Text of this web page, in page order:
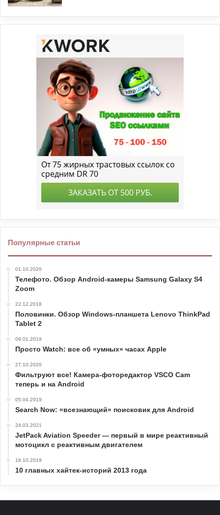
Популярные статьи
01.10.2020
Телефото. Обзор Android-камеры Samsung Galaxy S4
Zoom
22.12.2018
Половинки. Обзор Windows-планшета Lenovo ThinkPad
Tablet 2
09.01.2019
Просто Watch: все об «умных» часах Apple
27.10.2020
Фильтруют все! Камера-фоторедактор VSCO Cam
теперь и на Android
05.04.2019
Search Now: «всезнающий» поисковик для Android
24.03.2021
JetPack Aviation Speeder — первый в мире реактивный
мотоцикл с реактивным двигателем
18.10.2019
10 главных хайтек-историй 2013 года